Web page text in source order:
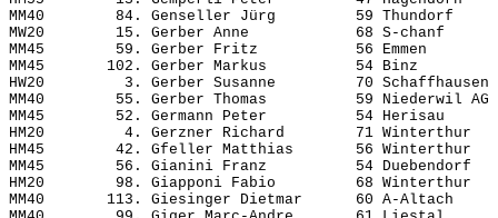
MM40        84. Genseller Jürg         59 Thundorf
MW20        15. Gerber Anne            68 S-chanf
MM45        59. Gerber Fritz           56 Emmen
MM45       102. Gerber Markus          54 Binz
HW20         3. Gerber Susanne         70
MM40        55. Gerber Thomas          59 Niederwil
MM45        52. Germann Peter          54 Herisau
HM20         4. Gerzner Richard        71
HM45        42. Gfeller Matthias       56
MM45        56. Gianini Franz          54
HM20        98. Giapponi Fabio         68
MM40       113. Giesinger Dietmar      60 A-Altach